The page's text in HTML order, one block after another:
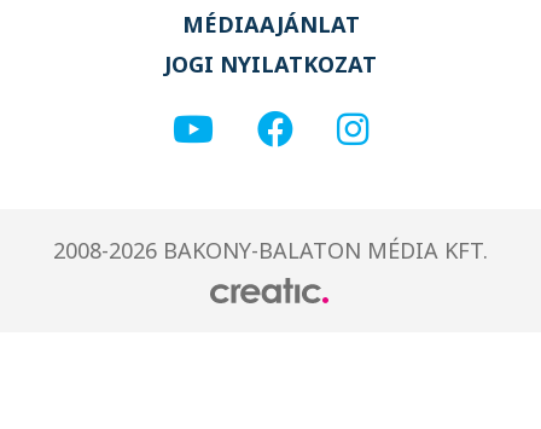
MÉDIAAJÁNLAT
JOGI NYILATKOZAT
2008-2026 BAKONY-BALATON MÉDIA KFT.